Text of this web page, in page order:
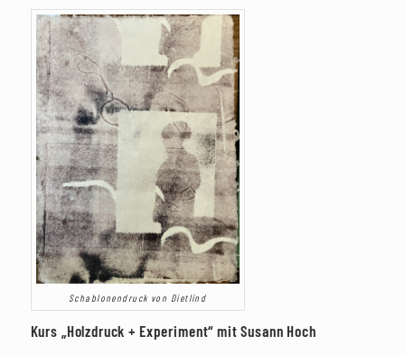
Schablonendruck von Dietlind
Kurs „Holzdruck + Experiment“ mit Susann Hoch